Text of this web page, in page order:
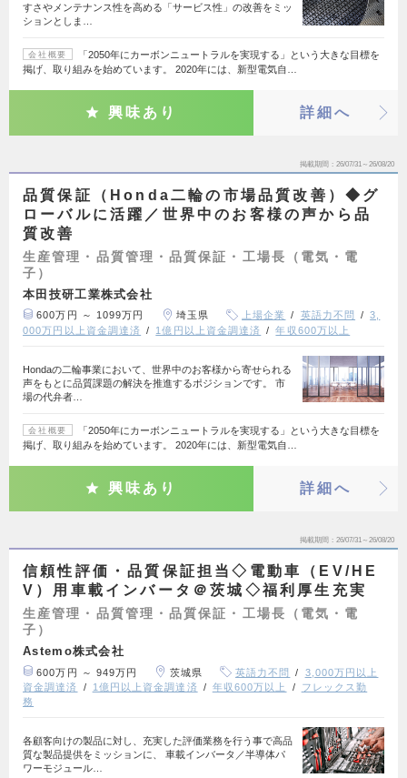
すさやメンテナンス性を高める「サービス性」の改善をミッ
ションとしま…
会社概要
「2050年にカーボンニュートラルを実現する」という大きな目標を
掲げ、取り組みを始めています。 2020年には、新型電気自…
興味あり 詳細へ
掲載期間 26/07/31～26/08/20
品質保証（Honda二輪の市場品質改善）◆グ
ローバルに活躍／世界中のお客様の声から品
質改善
生産管理・品質管理・品質保証・工場長（電気・電
子）
本田技研工業株式会社
600万円 ～ 1099万円 埼玉県 上場企業 英語力不問
3,
000万円以上資金調達済
1億円以上資金調達済 年収600万以上
Hondaの二輪事業において、世界中のお客様から寄せられる
声をもとに品質課題の解決を推進するポジションです。 市
場の代弁者…
会社概要
「2050年にカーボンニュートラルを実現する」という大きな目標を
掲げ、取り組みを始めています。 2020年には、新型電気自…
興味あり 詳細へ
掲載期間 26/07/31～26/08/20
信頼性評価・品質保証担当◇電動車（EV/HE
V）用車載インバータ＠茨城◇福利厚生充実
生産管理・品質管理・品質保証・工場長（電気・電
子）
Astemo株式会社
600万円 ～ 949万円 茨城県 英語力不問
3,000万円以上
資金調達済
1億円以上資金調達済 年収600万以上
フレックス勤
務
各顧客向けの製品に対し、充実した評価業務を行う事で高品
質な製品提供をミッションに、 車載インバータ／半導体パ
ワーモジュール…